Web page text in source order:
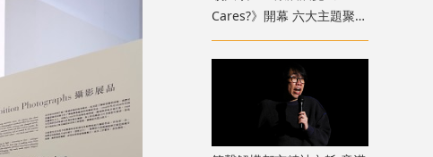
Cares?》開幕 六大主題聚焦
新一代策展人多元關懷視野